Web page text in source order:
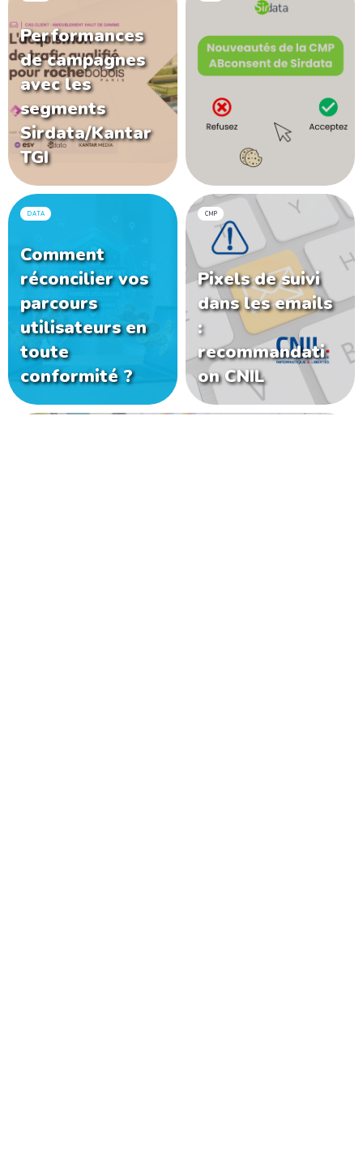
Performances
de campagnes
avec les
segments
Sirdata/Kantar
TGI
DATA
Comment
réconcilier vos
parcours
utilisateurs en
toute
conformité ?
CMP
Pixels de suivi
dans les emails
:
recommandati
on CNIL